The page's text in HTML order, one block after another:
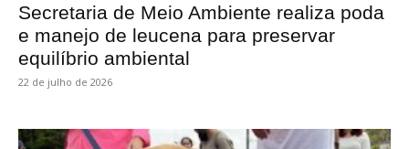
Secretaria de Meio Ambiente realiza poda
e manejo de leucena para preservar
equilíbrio ambiental
22 de julho de 2026